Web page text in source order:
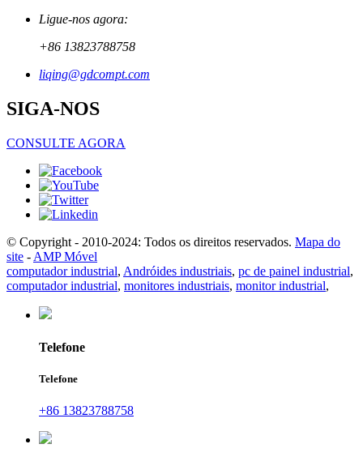
Ligue-nos agora:
+86 13823788758
liqing@gdcompt.com
SIGA-NOS
CONSULTE AGORA
© Copyright - 2010-2024: Todos os direitos reservados. Mapa do
site - AMP Móvel
computador industrial, Andróides industriais, pc de painel industrial,
computador industrial, monitores industriais, monitor industrial,
Telefone
Telefone
+86 13823788758